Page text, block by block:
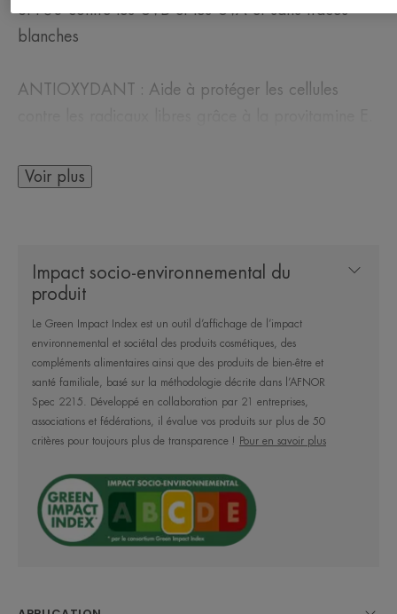
SPF30 contre les UVB et les UVA et sans traces
blanches
ANTIOXYDANT : Aide à protéger les cellules
RESISTANT A L'EAU: Protège la peau des effets du
Nos engagements pour limiter l'impact sur le
milieu marin : 1. Des filtres évalués non écotoxiques
testés sur 3 espèces clés de la biodiversité
marine*. 2. Des Produits développés avec des
formules optimisées pour favoriser leur
biodégradabilité** et avec un nombre limité de
ou recyclables, ou bio-sourcés ou compostables ou
allégés en plastique. Ici : emballage entièrement
recyclable et comportant au moins 28% de
Voir plus
Impact socio-environnemental du
produit
Le Green Impact Index est un outil d’affichage de l’impact
environnemental et sociétal des produits cosmétiques, des
compléments alimentaires ainsi que des produits de bien-être et
santé familiale, basé sur la méthodologie décrite dans l’AFNOR
Spec 2215. Développé en collaboration par 21 entreprises,
associations et fédérations, il évalue vos produits sur plus de 50
critères pour toujours plus de transparence !
Pour en savoir plus